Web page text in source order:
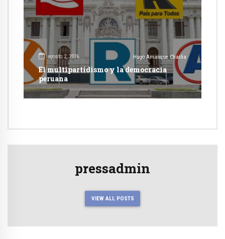
agosto 2, 2026 Hugo Amanque Chaiña
El multipartidismo y la democracia
peruana
pressadmin
VIEW ALL POSTS